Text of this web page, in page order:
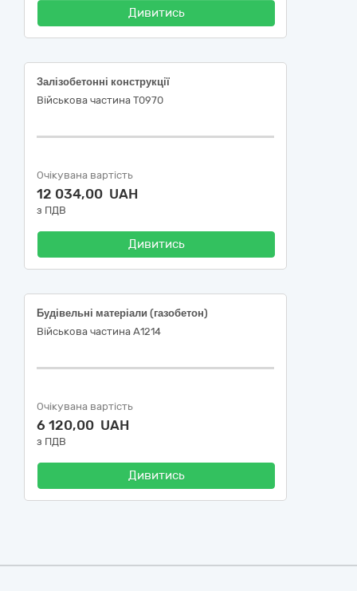
Дивитись
Залізобетонні конструкції
Військова частина Т0970
Очікувана вартість
12 034,00 UAH
з ПДВ
Дивитись
Будівельні матеріали (газобетон)
Військова частина А1214
Очікувана вартість
6 120,00 UAH
з ПДВ
Дивитись